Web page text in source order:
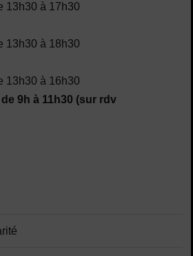
13h30 à 17h30
13h30 à 18h30
13h30 à 16h30
9h à 11h30 (sur rdv